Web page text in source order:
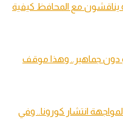
يناقشون مع المحافظ كيفية
دون جماهير.. وهذا موقف
لمواجهة انتشار كورونا.. وفي